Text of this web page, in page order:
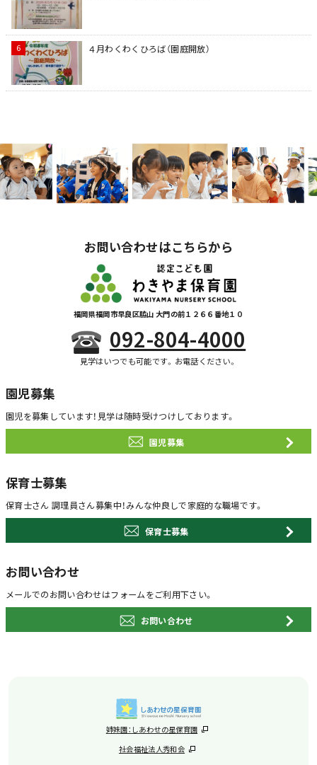
４月わくわくひろば（園庭開放）
お問い合わせはこちらから
福岡県福岡市早良区脇山 大門の前１２６６番地１０
092-804-4000
見学はいつでも可能です。お電話ください。
園児募集
園児を募集しています！ 見学は随時受けつけしております。
園児募集
保育士募集
保育士さん 調理員さん募集中！みんな仲良しで家庭的な職場です。
保育士募集
お問い合わせ
メールでのお問い合わせはフォームをご利用下さい。
お問い合わせ
姉妹園：しあわせの星保育園
社会福祉法人秀和会